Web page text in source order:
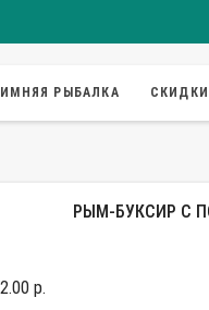
РЫБАЛКА СКИДКИ
РЫМ-БУКСИР С
р.